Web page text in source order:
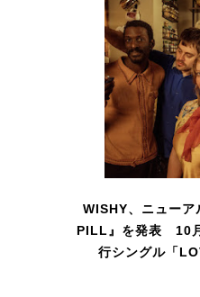
WISHY、ニュー
PILL』を発表 10
行シングル「